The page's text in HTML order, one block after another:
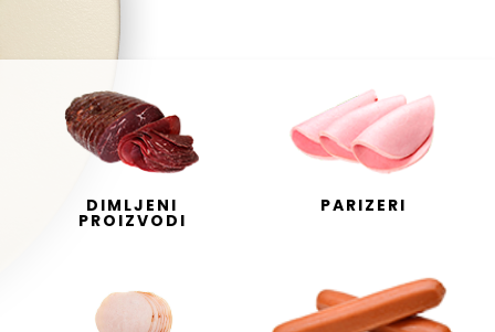
DIMLJENI
PROIZVODI
PARIZERI